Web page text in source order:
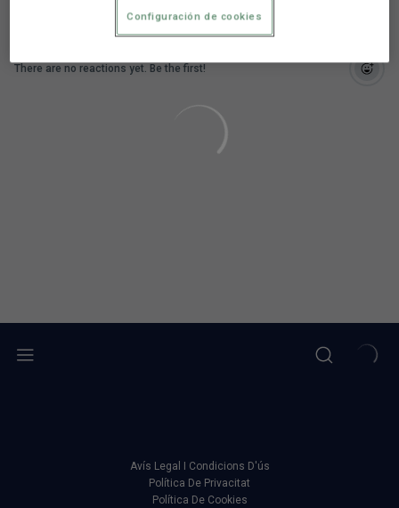
There are no reactions yet. Be the first!
Avís Legal I Condicions D'ús
Política De Privacitat
Política De Cookies
Configuración de cookies